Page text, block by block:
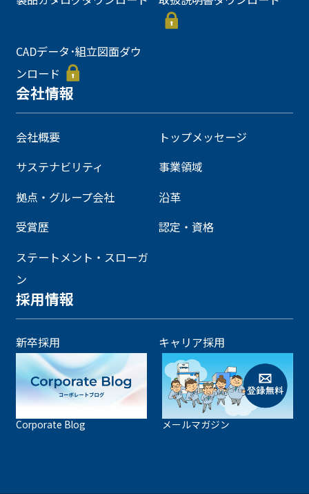
CADデータ･組立図面ダウ
ンロード
会社情報
会社概要
トップメッセージ
サステナビリティ
事業領域
拠点・グループ会社
沿革
受賞歴
認定・資格
ステートメント・スローガ
ン
採用情報
新卒採用 キャリア採用
Corporate Blog メールマガジン